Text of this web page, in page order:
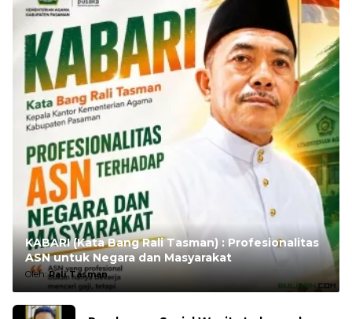
KABARI (Kata Bang Rali Tasman) : Profesionalitas
ASN untuk Negara dan Masyarakat
Oleh:Rali Tasman